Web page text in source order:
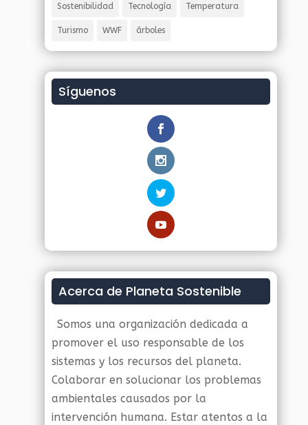
Sostenibilidad Tecnología Temperatura
Turismo WWF árboles
Síguenos
Acerca de Planeta Sostenible
Somos una organización dedicada a
promover el uso responsable de los
sistemas y los recursos del planeta.
Colaborar en solucionar los problemas
ambientales causados por la
intervención humana. Estar atentos a la